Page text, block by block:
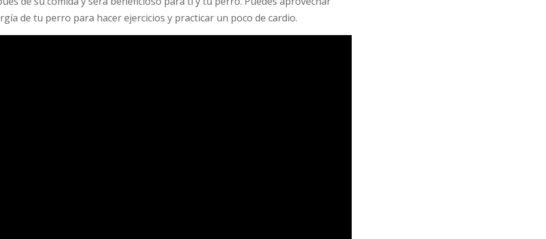
de tu perro para hacer ejercicios y practicar un poco de cardio.